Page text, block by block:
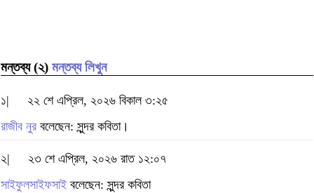
মন্তব্য (২) মন্তব্য লিখুন
১|
২২ শে এপ্রিল, ২০২৬ বিকাল ৩:২৫
রাজীব নুর বলেছেন: সুন্দর কবিতা।
২|
২৩ শে এপ্রিল, ২০২৬ রাত ১২:০৭
সাইফুলসাইফসাই বলেছেন: সুন্দর কবিতা